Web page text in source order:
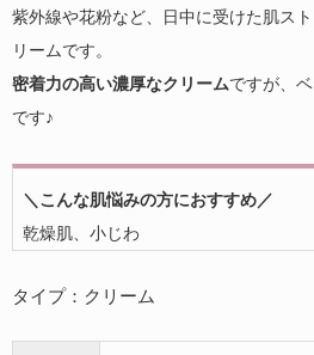
紫外線や花粉など、日中に受けた肌ス
リームです。
密着力の高い濃厚なクリームですが、
です♪
＼こんな肌悩みの方におすすめ／
乾燥肌
小じわ
タイプ：クリーム